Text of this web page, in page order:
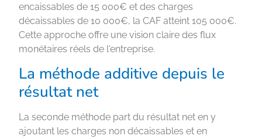
encaissables de 15 000€ et des charges
décaissables de 10 000€, la CAF atteint 105 000€.
Cette approche offre une vision claire des flux
monétaires réels de l'entreprise.
La méthode additive depuis le
résultat net
La seconde méthode part du résultat net en y
ajoutant les charges non décaissables et en